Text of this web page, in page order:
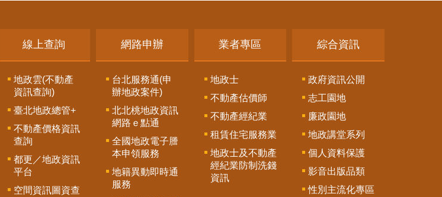
線上查詢
地政雲(不動產
資訊查詢)
臺北地政總管+
不動產價格資訊
查詢
都更／地政資訊
平台
空間資訊圖資查
網路申辦
台北服務通(申
辦地政案件)
北北桃地政資訊
網路ｅ點通
全國地政電子謄
本申領服務
地籍異動即時通
服務
業者專區
地政士
不動產估價師
不動產經紀業
租賃住宅服務業
地政士及不動產
經紀業防制洗錢
資訊
綜合資訊
政府資訊公開
志工園地
廉政園地
地政講堂系列
個人資料保護
影音出版品類
性別主流化專區